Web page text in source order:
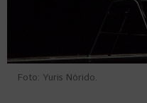
Foto: Yuris Nórido.